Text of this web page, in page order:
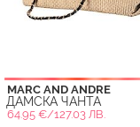
MARC AND ANDRE
ДАМСКА ЧАНТА
64.95 €/127.03 ЛВ.